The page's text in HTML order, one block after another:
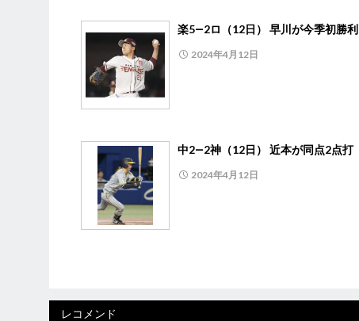
楽5―2ロ（12日） 早川が今季初勝利
2024年4月12日
中2―2神（12日） 近本が同点2点打
2024年4月12日
レコメンド